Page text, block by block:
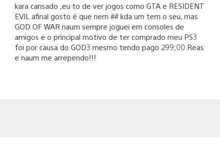
kara cansado ,eu to de ver jogos como GTA e RESIDENT
EVIL afinal gosto é que nem ## kda um tem o seu, mas
GOD OF WAR naum sempre joguei em consoles de
amigos e o principal motivo de ter comprado meu PS3
foi por causa do GOD3 mesmo tendo pago 299;00 Reas
e naum me arrependo!!!